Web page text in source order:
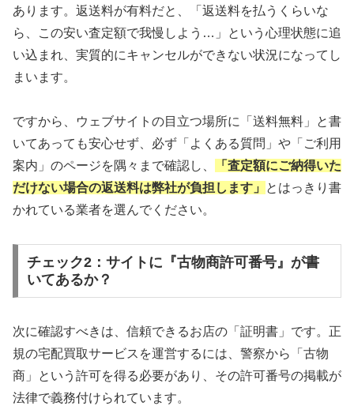
あります。返送料が有料だと、「返送料を払うくらいな
ら、この安い査定額で我慢しよう…」という心理状態に追
い込まれ、実質的にキャンセルができない状況になってし
まいます。
ですから、ウェブサイトの目立つ場所に「送料無料」と書
いてあっても安心せず、必ず「よくある質問」や「ご利用
案内」のページを隅々まで確認し、
「査定額にご納得いた
だけない場合の返送料は弊社が負担します」
とはっきり書
かれている業者を選んでください。
チェック2：サイトに『古物商許可番号』が書
いてあるか？
次に確認すべきは、信頼できるお店の「証明書」です。正
規の宅配買取サービスを運営するには、警察から「古物
商」という許可を得る必要があり、その許可番号の掲載が
法律で義務付けられています。